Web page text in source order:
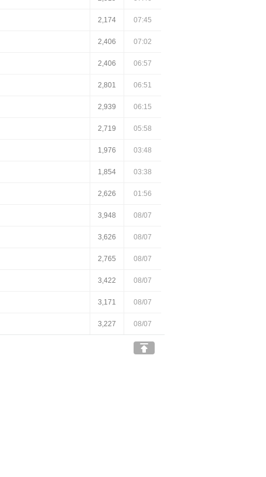
2,174 07:45
2,406 07:02
2,406 06:57
2,801 06:51
2,939 06:15
2,719 05:58
1,976 03:48
1,854 03:38
2,626 01:56
3,948 08/07
3,626 08/07
2,765 08/07
3,422 08/07
3,171 08/07
3,227 08/07
